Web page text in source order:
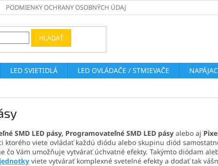
PODMIENKY OCHRANY OSOBNÝCH ÚDAJOV
HĽADAŤ
LED SVIETIDLÁ LED OVLÁDAČE / STMIEVAČE
SMD LED pásy, Programovateľné SMD LED pásy alebo aj
ktorého viete ovládať každú diódu alebo skupinu diód
čo Vám umožňuje vytvárať úchvatné efekty. Takýmto diódam
viete vytvárať komplexné svetelné efekty a dodať tak